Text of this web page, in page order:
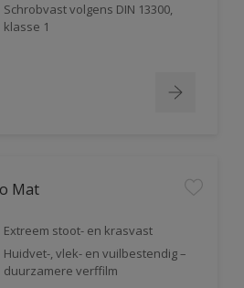
Schrobvast volgens DIN 13300,
klasse 1
Mat
Extreem stoot- en krasvast
Huidvet-, vlek- en vuilbestendig –
duurzamere verffilm